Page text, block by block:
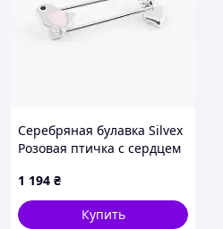
Серебряная булавка Silvex
Розовая птичка с сердцем
1 194 ₴
Купить